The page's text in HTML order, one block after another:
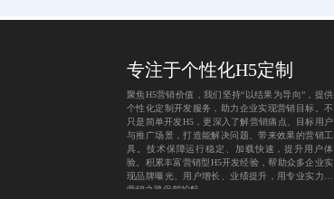
专注于个性化H5定制
聚焦H5营销价值，我们坚持“以结果为导向”，提供
个性化定制开发服务，助力企业实现营销目标。不
只是简单开发H5，更深入了解营销痛点、目标用户
与推广场景，打造能解决问题、带来效果的营销工
具。技术保障运行稳定、加载快速，提升用户体
验。积累丰富营销型H5开发经验，帮助众多企业实
现品牌曝光、用户增长、业绩提升，用专业实力为
营销之路保驾护航。